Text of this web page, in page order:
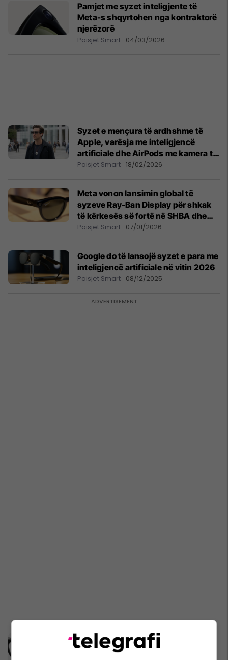
Pamjet me syzet inteligjente të
Meta-s shqyrtohen nga kontraktorë
njerëzorë
Paisjet Smart 04/03/2026
Syzet e mençura të ardhshme të
Apple, varësja me inteligjencë
artificiale dhe AirPods me kamera të
detajuara në një raport të ri
Paisjet Smart 18/02/2026
Meta vonon lansimin global të
syzeve Ray-Ban Display për shkak
të kërkesës së fortë në SHBA dhe
kufizimit të furnizimit
Paisjet Smart 07/01/2026
Google do të lansojë syzet e para me
inteligjencë artificiale në vitin 2026
Paisjet Smart 08/12/2025
Zbulohen detaje për syzet Galaxy të
Samsungut përpara prezantimit të